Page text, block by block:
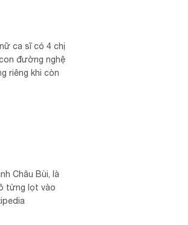
ca sĩ có 4 chị
đường nghệ
riêng khi còn
Châu Bùi, là
từng lọt vào